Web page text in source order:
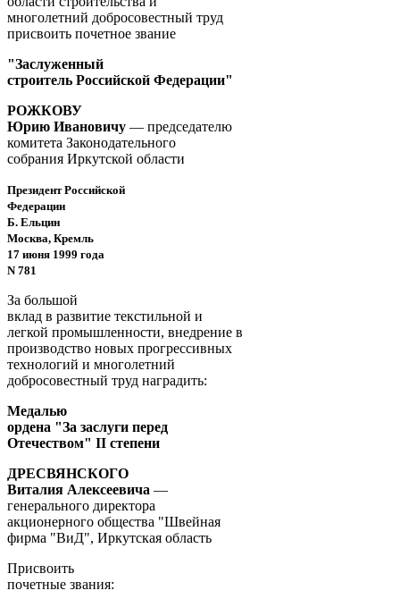
многолетний добросовестный труд
присвоить почетное звание
"Заслуженный
строитель Российской Федерации"
РОЖКОВУ
Юрию Ивановичу — председателю
комитета Законодательного
собрания Иркутской области
Президент Российской
Федерации
Б. Ельцин
Москва, Кремль
17 июня 1999 года
N 781
За большой
вклад в развитие текстильной и
легкой промышленности, внедрение в
производство новых прогрессивных
технологий и многолетний
добросовестный труд наградить:
Медалью
ордена "За заслуги перед
Отечеством" II степени
ДРЕСВЯНСКОГО
Виталия Алексеевича —
генерального директора
акционерного общества "Швейная
фирма "ВиД", Иркутская область
Присвоить
почетные звания: